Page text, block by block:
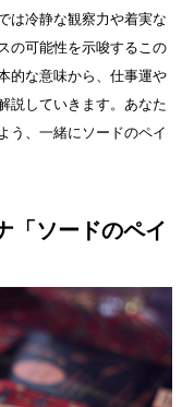
は冷静な観察力や着実な
の可能性を示唆するこの
的な意味から、仕事運や
説していきます。あなた
う、一緒にソードのペイ
「ソードのペイ